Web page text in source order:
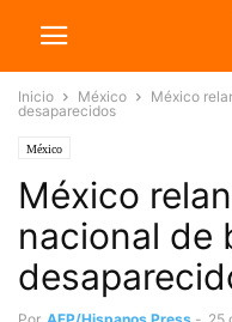
Inicio México
México
desaparecidos
México
México
nacional de